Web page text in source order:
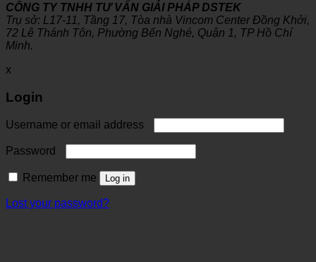
CÔNG TY TNHH TƯ VẤN GIẢI PHÁP DSTEK
Trụ sở: L17-11, Tầng 17, Tòa nhà Vincom Center Đồng Khởi,
72 Lê Thánh Tôn, Phường Bến Nghé, Quận 1, TP Hồ Chí
Minh.
x
Login
Username or email address
Password
Remember me Log in
Lost your password?